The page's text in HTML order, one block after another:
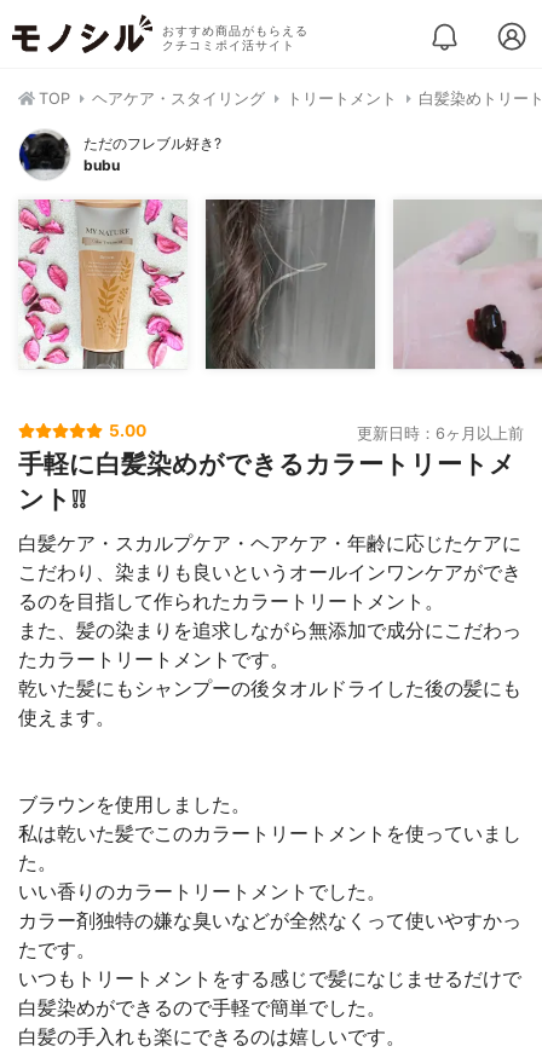
おすすめ商品がもらえる
クチコミポイ活サイト
TOP ヘアケア・スタイリング トリートメント 白髪染めトリー
ただのフレブル好き?
bubu
5.00 更新日時：6ヶ月以上前
手軽に白髪染めができるカラートリートメ
ント❕❕
白髪ケア・スカルプケア・ヘアケア・年齢に応じたケアに
こだわり、染まりも良いというオールインワンケアができ
るのを目指して作られたカラートリートメント。
また、髪の染まりを追求しながら無添加で成分にこだわっ
たカラートリートメントです。
乾いた髪にもシャンプーの後タオルドライした後の髪にも
使えます。
ブラウンを使用しました。
私は乾いた髪でこのカラートリートメントを使っていまし
た。
いい香りのカラートリートメントでした。
カラー剤独特の嫌な臭いなどが全然なくって使いやすかっ
たです。
いつもトリートメントをする感じで髪になじませるだけで
白髪染めができるので手軽で簡単でした。
白髪の手入れも楽にできるのは嬉しいです。